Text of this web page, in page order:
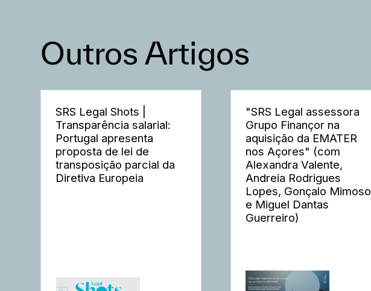
Outros Artigos
SRS Legal Shots |
Transparência salarial:
Portugal apresenta
proposta de lei de
transposição parcial da
Diretiva Europeia
"SRS Legal assessora
Grupo Finançor na
aquisição da EMATER
nos Açores" (com
Alexandra Valente,
Andreia Rodrigues
Lopes, Gonçalo Mimoso
e Miguel Dantas
Guerreiro)